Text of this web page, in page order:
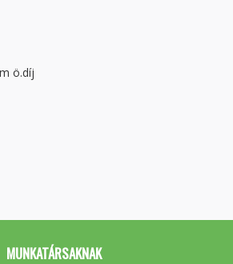
ö.díj
MUNKATÁRSAKNAK